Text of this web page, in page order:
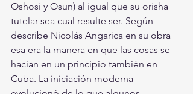
Oshosi y Osun) al igual que su orisha
tutelar sea cual resulte ser. Según
describe Nicolás Angarica en su obra
esa era la manera en que las cosas se
hacían en un principio también en
Cuba. La iniciación moderna